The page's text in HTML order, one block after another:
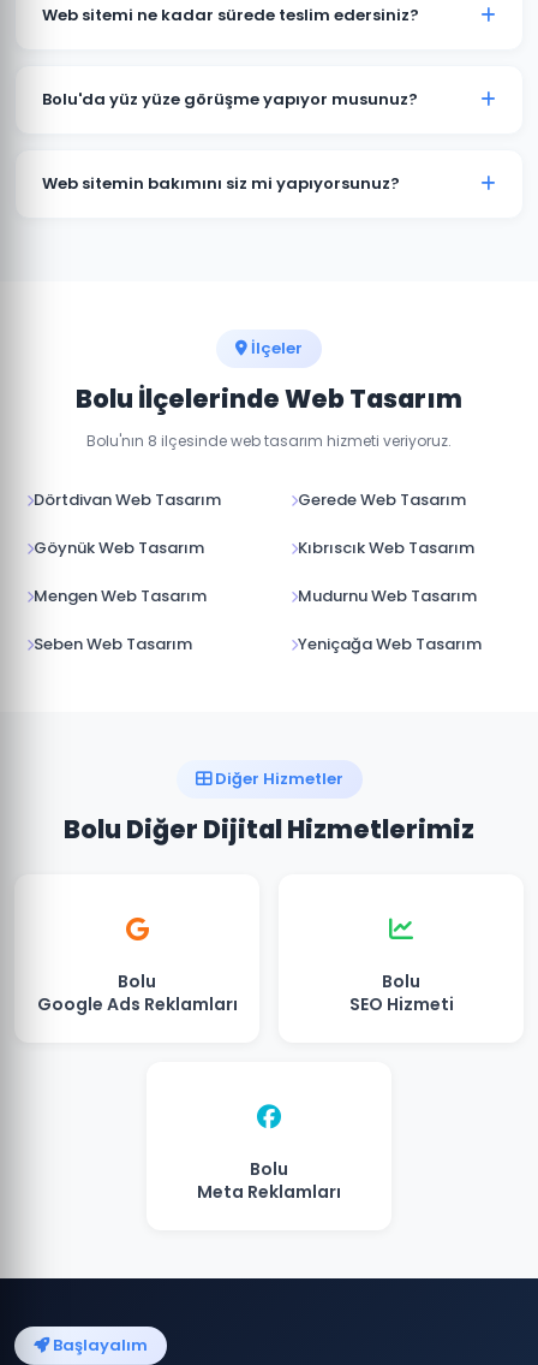
göre değişmektedir. Kurumsal web sitesi, e-ticaret
geçin.
Web sitemi ne kadar sürede teslim edersiniz?
ticaret projeleri 15-30 iş günü içinde teslim
Bolu'da yüz yüze görüşme yapıyor musunuz?
görüşme imkanı sunuyoruz. Projenizin detaylarını
Web sitemin bakımını siz mi yapıyorsunuz?
İlçeler
Bolu İlçelerinde Web Tasarım
Bolu'nın 8 ilçesinde web tasarım hizmeti veriyoruz.
Dörtdivan Web Tasarım Gerede Web Tasarım
Göynük Web Tasarım Kıbrıscık Web Tasarım
Mengen Web Tasarım Mudurnu Web Tasarım
Seben Web Tasarım Yeniçağa Web Tasarım
Diğer Hizmetler
Bolu Diğer Dijital Hizmetlerimiz
Bolu
Google Ads Reklamları
Bolu
SEO Hizmeti
Bolu
Meta Reklamları
Başlayalım